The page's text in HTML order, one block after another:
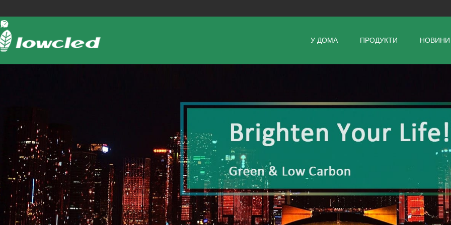
У ДОМА ПРОДУКТИ НОВИНИ